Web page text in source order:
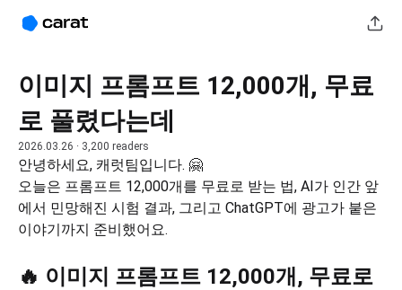
이미지 프롬프트 12,000개, 무료
로 풀렸다는데
2026.03.26 · 3,200 readers
안녕하세요, 캐럿팀입니다. 🤗
오늘은 프롬프트 12,000개를 무료로 받는 법, AI가 인간 앞
에서 민망해진 시험 결과, 그리고 ChatGPT에 광고가 붙은
이야기까지 준비했어요.
🔥 이미지 프롬프트 12,000개, 무료로